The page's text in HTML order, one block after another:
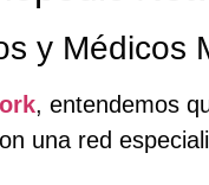
y Médicos
, entendemos
una red